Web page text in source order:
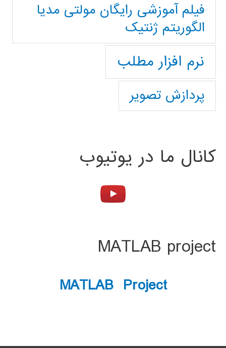
فیلم آموزشی رایگان مولتی مدیا
الگوریتم ژنتیک
نرم افزار مطلب
پردازش تصویر
کانال ما در یوتیوب
MATLAB project
MATLAB Project